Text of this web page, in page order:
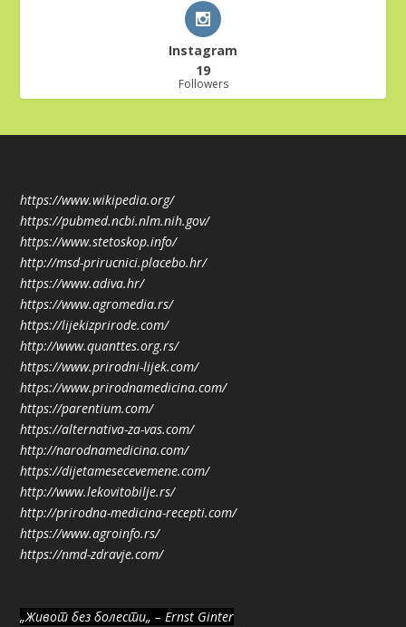
Instagram
19
Followers
https://www.wikipedia.org/
https://pubmed.ncbi.nlm.nih.gov/
https://www.stetoskop.info/
http://msd-prirucnici.placebo.hr/
https://www.adiva.hr/
https://www.agromedia.rs/
https://lijekizprirode.com/
http://www.quanttes.org.rs/
https://www.prirodni-lijek.com/
https://www.prirodnamedicina.com/
https://parentium.com/
https://alternativa-za-vas.com/
http://narodnamedicina.com/
https://dijetamesecevemene.com/
http://www.lekovitobilje.rs/
http://prirodna-medicina-recepti.com/
https://www.agroinfo.rs/
https://nmd-zdravje.com/
„Живот без болести„ – Ernst Ginter